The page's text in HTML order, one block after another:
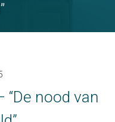
nood van